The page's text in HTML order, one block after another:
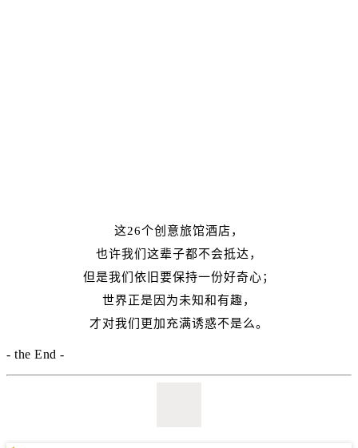
这26个创意旅馆酒店，
也许我们这辈子都不会抵达，
但是我们依旧要保持一份好奇心；
世界正是因为未知和有趣，
才对我们更加充满诱惑不是么。
- the End -